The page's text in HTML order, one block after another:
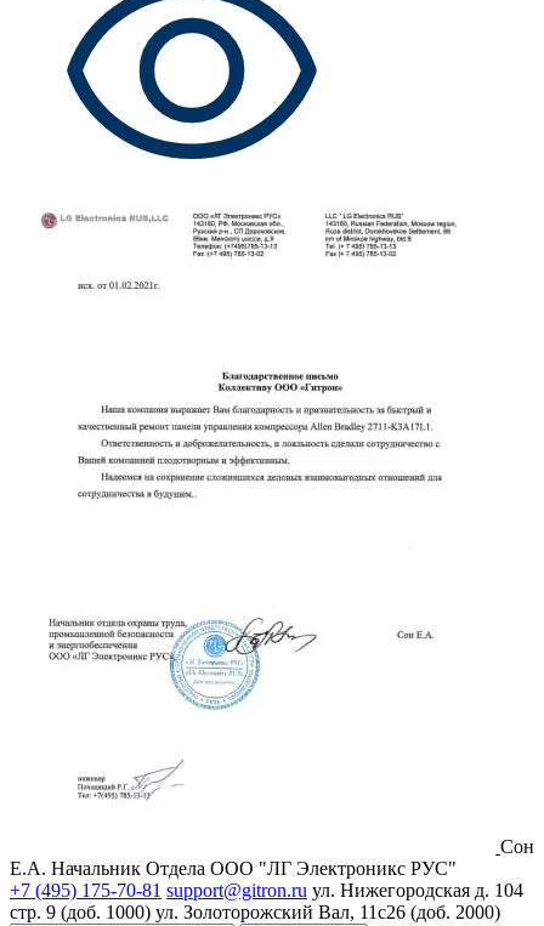
Сон
Е.А. Начальник Отдела ООО "ЛГ Электроникс РУС"
+7 (495) 175-70-81 support@gitron.ru ул. Нижегородская д. 104
стр. 9 (доб. 1000) ул. Золоторожский Вал, 11с26 (доб. 2000)